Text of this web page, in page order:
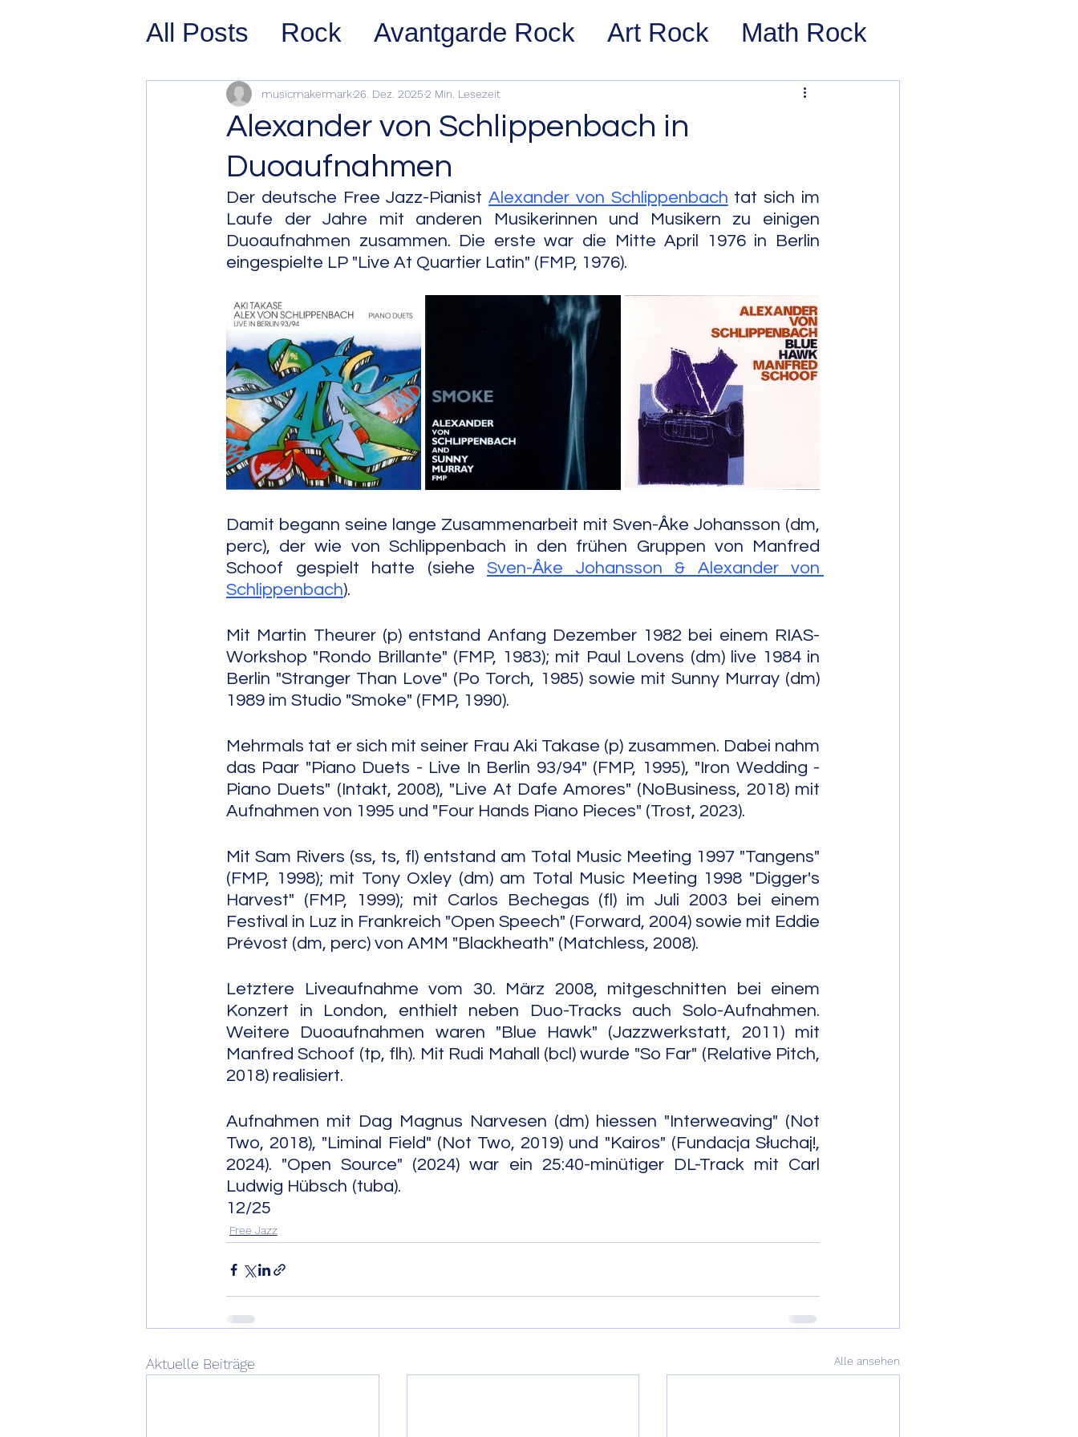
All Posts Rock Avantgarde Rock Art Rock Math Rock
Prog Rock Post Rock Noise Rock
Psychedelic/Space Rock
Hard Rock Garage Rock Indie Rock/Indie Pop Pop
Synth Pop Jazz Acid Jazz Swing
Westcoast Jazz Cool Jazz Bebop Hard Bop Modal
Post Bop Free Jazz Free Improv Contemporary Jazz
Soul Jazz
Alexander von Schlippenbach in
Duoaufnahmen
musicmakermark26. Dez. 20252 Min. Lesezeit
Der deutsche Free Jazz-Pianist Alexander von Schlippenbach tat sich im
Laufe der Jahre mit anderen Musikerinnen und Musikern zu einigen
Duoaufnahmen zusammen. Die erste war die Mitte April 1976 in Berlin
eingespielte LP "Live At Quartier Latin" (FMP, 1976).
Damit begann seine lange Zusammenarbeit mit Sven-Åke Johansson (dm,
perc), der wie von Schlippenbach in den frühen Gruppen von Manfred
Schoof gespielt hatte (siehe Sven-Åke Johansson & Alexander von
Schlippenbach).
Mit Martin Theurer (p) entstand Anfang Dezember 1982 bei einem RIAS-
Workshop "Rondo Brillante" (FMP, 1983); mit Paul Lovens (dm) live 1984 in
Berlin "Stranger Than Love" (Po Torch, 1985) sowie mit Sunny Murray (dm)
1989 im Studio "Smoke" (FMP, 1990).
Mehrmals tat er sich mit seiner Frau Aki Takase (p) zusammen. Dabei nahm
das Paar "Piano Duets - Live In Berlin 93/94" (FMP, 1995), "Iron Wedding -
Piano Duets" (Intakt, 2008), "Live At Dafe Amores" (NoBusiness, 2018) mit
Aufnahmen von 1995 und "Four Hands Piano Pieces" (Trost, 2023).
Mit Sam Rivers (ss, ts, fl) entstand am Total Music Meeting 1997 "Tangens"
(FMP, 1998); mit Tony Oxley (dm) am Total Music Meeting 1998 "Digger's
Harvest" (FMP, 1999); mit Carlos Bechegas (fl) im Juli 2003 bei einem
Festival in Luz in Frankreich "Open Speech" (Forward, 2004) sowie mit Eddie
Prévost (dm, perc) von AMM "Blackheath" (Matchless, 2008).
Letztere Liveaufnahme vom 30. März 2008, mitgeschnitten bei einem
Konzert in London, enthielt neben Duo-Tracks auch Solo-Aufnahmen.
Weitere Duoaufnahmen waren "Blue Hawk" (Jazzwerkstatt, 2011) mit
Manfred Schoof (tp, flh). Mit Rudi Mahall (bcl) wurde "So Far" (Relative Pitch,
2018) realisiert.
Aufnahmen mit Dag Magnus Narvesen (dm) hiessen "Interweaving" (Not
Two, 2018), "Liminal Field" (Not Two, 2019) und "Kairos" (Fundacja Słuchaj!,
2024). "Open Source" (2024) war ein 25:40-minütiger DL-Track mit Carl
Ludwig Hübsch (tuba).
12/25
Free Jazz
Aktuelle Beiträge Alle ansehen